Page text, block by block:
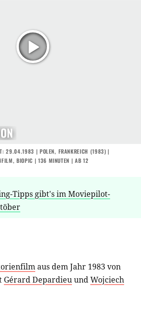
29.04.1983 | POLEN, FRANKREICH (1983) |
, BIOPIC | 136 MINUTEN |AB 12
Tipps gibt's im Moviepilot-
aus dem Jahr 1983 von
Gérard DepardieuundWojciech